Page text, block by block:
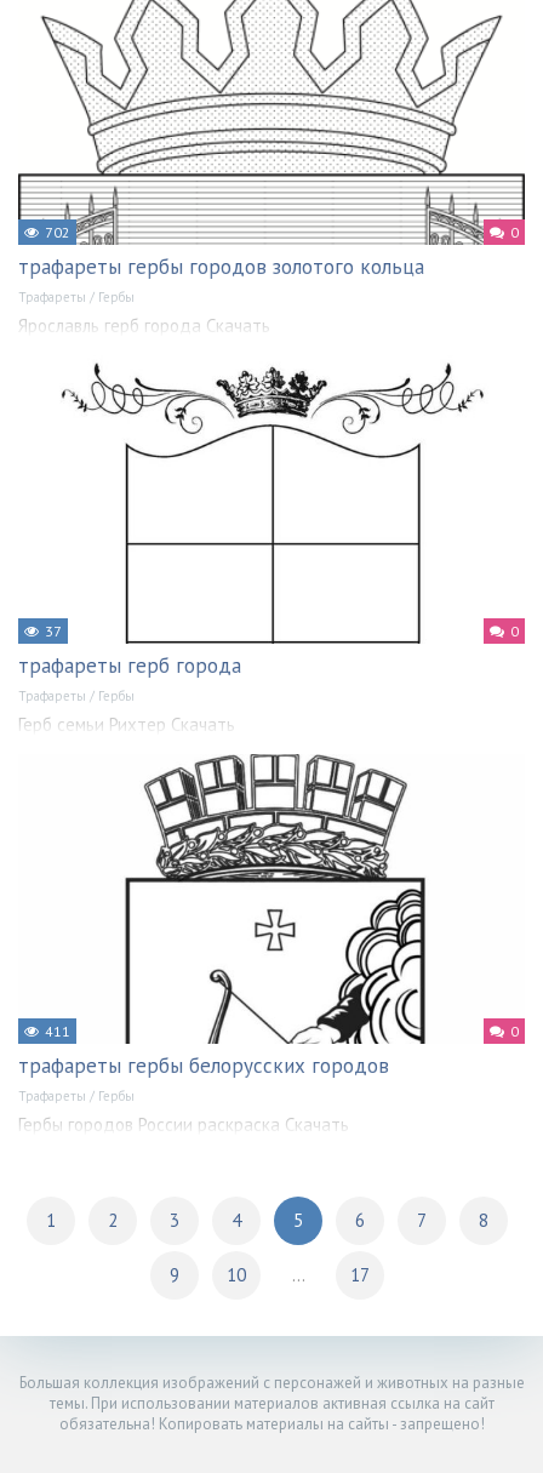
702 0
трафареты гербы городов золотого кольца
Трафареты / Гербы
Ярославль герб города Скачать
37 0
трафареты герб города
Трафареты / Гербы
Герб семьи Рихтер Скачать
411 0
трафареты гербы белорусских городов
Трафареты / Гербы
Гербы городов России раскраска Скачать
1 2 3 4 5 6 7 8
9 10 ... 17
Большая коллекция изображений с персонажей и животных на разные
темы. При использовании материалов активная ссылка на сайт
обязательна! Копировать материалы на сайты - запрещено!